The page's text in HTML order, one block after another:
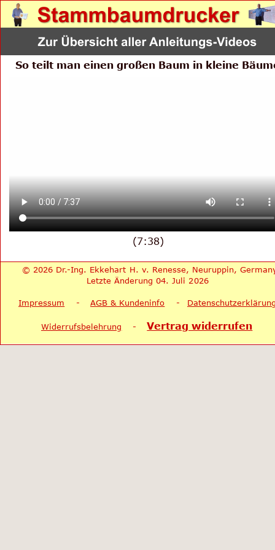
© 2026 Dr.-Ing. Ekkehart H. v. Renesse, Neuruppin,
Letzte Änderung 04. Juli 2026
Impressum
    -
AGB & Kundeninfo
    -
Widerrufsbelehrung
    -
Vertrag widerrufen
So teilt man einen großen Baum in kleine
(7:38)